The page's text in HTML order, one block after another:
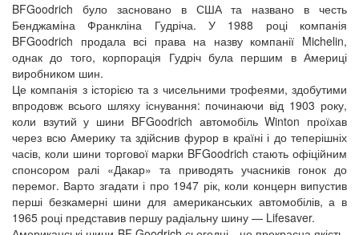
BFGoodrich було засновано в США та названо в честь
Бенджаміна Франкліна Гудріча. У 1988 році компанія
BFGoodrich продала всі права на назву компанії Michelin,
однак до того, корпорація Гудріч була першим в Америці
виробником шин.
Це компанія з історією та з чисельними трофеями, здобутими
впродовж всього шляху існування: починаючи від 1903 року,
коли взутий у шини BFGoodrich автомобіль Winton проїхав
через всю Америку та здійснив фурор в країні і до теперішніх
часів, коли шини торгової марки BFGoodrich стають офіційним
спонсором ралі «Дакар» та приводять учасників гонок до
перемог. Варто згадати і про 1947 рік, коли концерн випустив
перші безкамерні шини для американських автомобілів, а в
1965 році представив першу радіальну шину — Lifesaver.